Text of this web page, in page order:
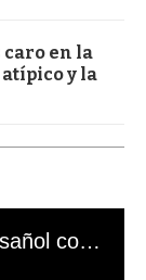
caro en la
y la
El mal momento de Yanina Gasañol con un hincha argentino en "Subrayado"